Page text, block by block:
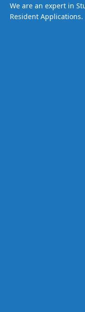
We are an expert in
Resident Applications.